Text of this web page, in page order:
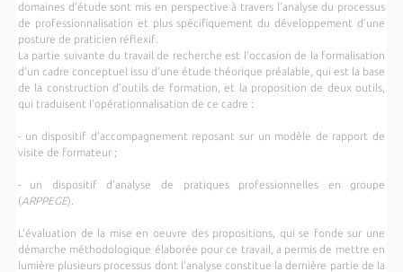
domaines d’étude sont mis en perspective à travers l’analyse du processus
de professionnalisation et plus spécifiquement du développement d’une
posture de praticien réflexif.
La partie suivante du travail de recherche est l’occasion de la formalisation
d’un cadre conceptuel issu d’une étude théorique préalable, qui est la base
de la construction d’outils de formation, et la proposition de deux outils,
qui traduisent l’opérationnalisation de ce cadre :
- un dispositif d’accompagnement reposant sur un modèle de rapport de
visite de formateur ;
- un dispositif d’analyse de pratiques professionnelles en groupe
(ARPPEGE).
L’évaluation de la mise en oeuvre des propositions, qui se fonde sur une
démarche méthodologique élaborée pour ce travail, a permis de mettre en
lumière plusieurs processus dont l’analyse constitue la dernière partie de la